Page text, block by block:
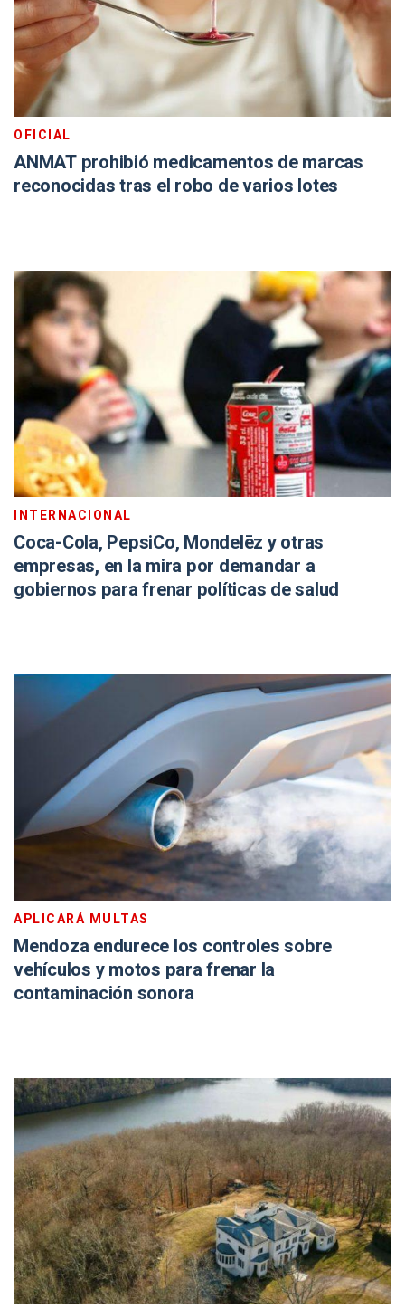
OFICIAL
ANMAT prohibió medicamentos de marcas
reconocidas tras el robo de varios lotes
INTERNACIONAL
Coca-Cola, PepsiCo, Mondelēz y otras
empresas, en la mira por demandar a
gobiernos para frenar políticas de salud
APLICARÁ MULTAS
Mendoza endurece los controles sobre
vehículos y motos para frenar la
contaminación sonora